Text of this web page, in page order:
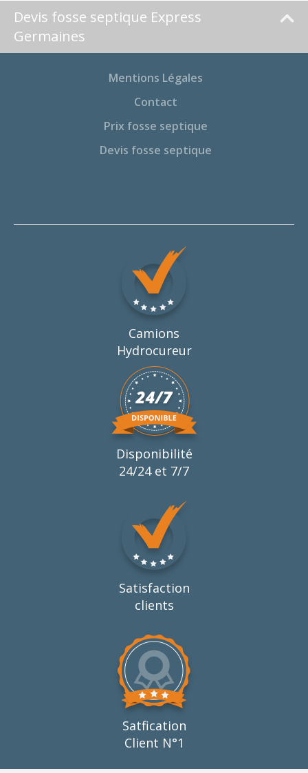
Devis fosse septique Express
Germaines
Mentions Légales
Contact
Prix fosse septique
Devis fosse septique
Camions
Hydrocureur
Disponibilité
24/24 et 7/7
Satisfaction
clients
Satfication
Client N°1